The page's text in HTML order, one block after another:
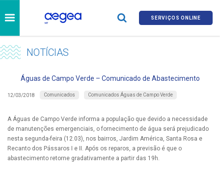
SERVIÇOS ONLINE
NOTÍCIAS
Águas de Campo Verde – Comunicado de Abastecimento
12/03/2018 Comunicados Comunicados Águas de Campo Verde
A Águas de Campo Verde informa a população que devido a necessidade
de manutenções emergenciais, o fornecimento de água será prejudicado
nesta segunda-feira (12.03), nos bairros, Jardim América, Santa Rosa e
Recanto dos Pássaros I e II. Após os reparos, a previsão é que o
abastecimento retorne gradativamente a partir das 19h.